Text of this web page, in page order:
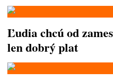
Ľudia chcú od
len dobrý plat